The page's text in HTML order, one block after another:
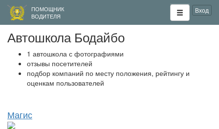
ПОМОЩНИК
ВОДИТЕЛЯ
Вход
Автошкола Бодайбо
1 автошкола с фотографиями
отзывы посетителей
подбор компаний по месту положения, рейтингу и
оценкам пользователей
Магис